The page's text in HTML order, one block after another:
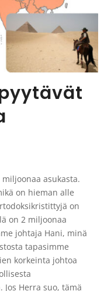
asukasta.
on hieman alle
on
on 2 miljoonaa
johtaja Hani, minä
tapasimme
korkeinta johtoa
Herra suo, tämä